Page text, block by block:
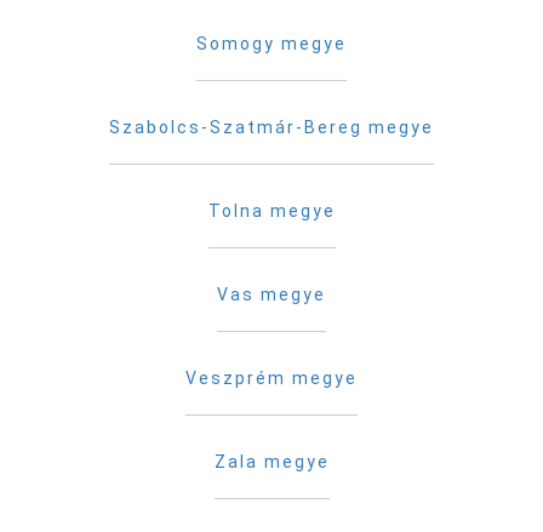
Somogy megye
Szabolcs-Szatmár-Bereg megye
Tolna megye
Vas megye
Veszprém megye
Zala megye